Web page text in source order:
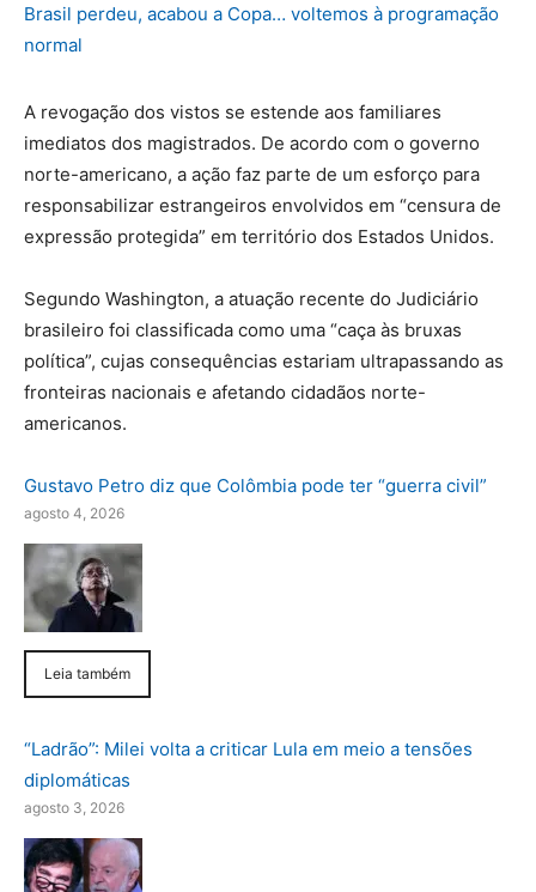
Brasil perdeu, acabou a Copa… voltemos à programação
normal
A revogação dos vistos se estende aos familiares
imediatos dos magistrados. De acordo com o governo
norte-americano, a ação faz parte de um esforço para
responsabilizar estrangeiros envolvidos em “censura de
expressão protegida” em território dos Estados Unidos.
Segundo Washington, a atuação recente do Judiciário
brasileiro foi classificada como uma “caça às bruxas
política”, cujas consequências estariam ultrapassando as
fronteiras nacionais e afetando cidadãos norte-
americanos.
Gustavo Petro diz que Colômbia pode ter “guerra civil”
agosto 4, 2026
Leia também
“Ladrão”: Milei volta a criticar Lula em meio a tensões
diplomáticas
agosto 3, 2026